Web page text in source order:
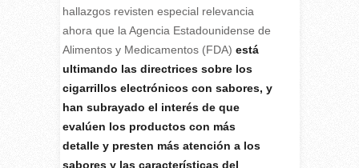
hallazgos revisten especial relevancia
ahora que la Agencia Estadounidense de
Alimentos y Medicamentos (FDA) está
ultimando las directrices sobre los
cigarrillos electrónicos con sabores, y
han subrayado el interés de que
evalúen los productos con más
detalle y presten más atención a los
sabores y las características del